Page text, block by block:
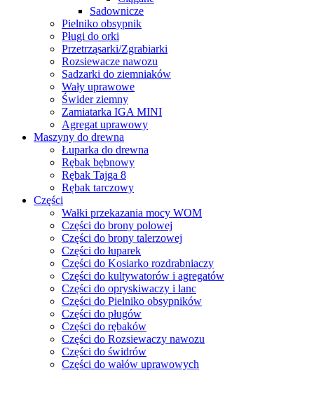
Sadownicze
Pielniko obsypnik
Pługi do orki
Przetrząsarki/Zgrabiarki
Rozsiewacze nawozu
Sadzarki do ziemniaków
Wały uprawowe
Świder ziemny
Zamiatarka IGA MINI
Agregat uprawowy
Maszyny do drewna
Łuparka do drewna
Rębak bębnowy
Rębak Tajga 8
Rębak tarczowy
Części
Wałki przekazania mocy WOM
Części do brony polowej
Części do brony talerzowej
Części do łuparek
Części do Kosiarko rozdrabniaczy
Części do kultywatorów i agregatów
Części do opryskiwaczy i lanc
Części do Pielniko obsypników
Części do pługów
Części do rębaków
Części do Rozsiewaczy nawozu
Części do świdrów
Części do wałów uprawowych